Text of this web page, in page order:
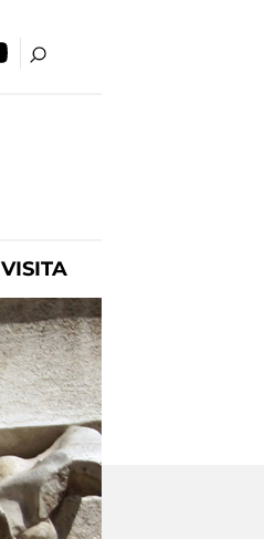
VISITA